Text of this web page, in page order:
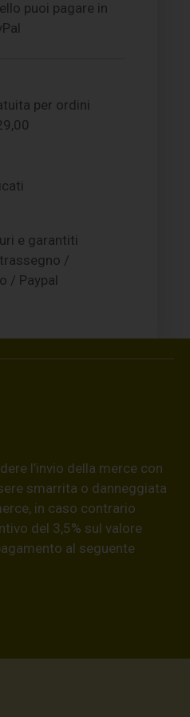
puoi pagare in
per ordini
e garantiti
/
/ Paypal
l’invio della merce con
smarrita o danneggiata
in caso contrario
del 3,5% sul valore
al seguente